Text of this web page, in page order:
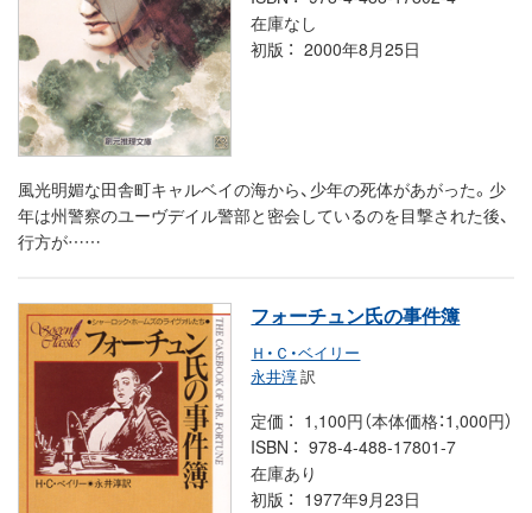
在庫なし
初版
2000年8月25日
風光明媚な田舎町キャルベイの海から、少年の死体があがった。少
年は州警察のユーヴデイル警部と密会しているのを目撃された後、
行方が……
フォーチュン氏の事件簿
Ｈ・Ｃ・ベイリー
永井淳訳
定価
1,100円（本体価格：1,000円）
ISBN
978-4-488-17801-7
在庫あり
初版
1977年9月23日